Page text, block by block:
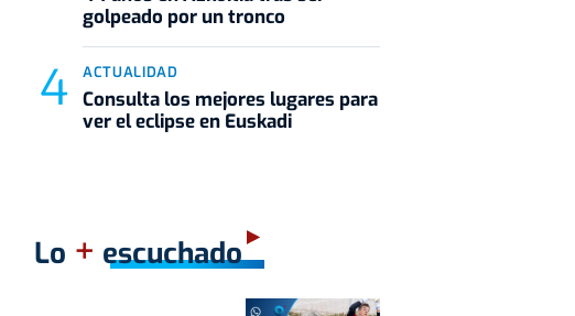
golpeado por un tronco
ACTUALIDAD
Consulta los mejores lugares para
ver el eclipse en Euskadi
Lo + escuchado